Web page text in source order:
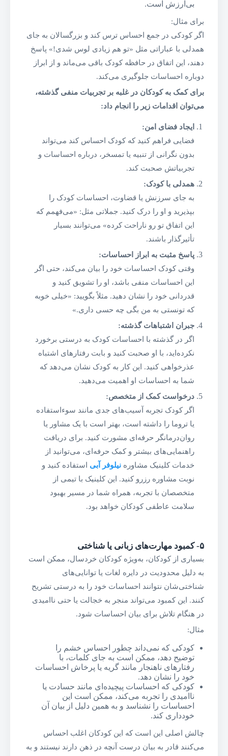
بی‌ارزش است.
برای مثال:
اگر کودکی در جمع احساس ترس کند و بزرگسالان به جای
همدلی با عباراتی مثل «تو هم زیادی لوس شدی!» پاسخ
دهند، این اتفاق در حافظه کودک باقی می‌ماند و از ابراز
دوباره احساسات جلوگیری می‌کند.
برای کمک به کودکان در غلبه بر تجربیات منفی گذشته،
می‌توان اقدامات زیر را انجام داد:
ایجاد فضای امن:
فضایی فراهم کنید که کودک احساس کند می‌تواند
بدون نگرانی از تنبیه یا تمسخر، درباره احساسات و
تجربیاتش صحبت کند.
همدلی با کودک:
به جای سرزنش یا قضاوت، احساسات کودک را
بپذیرید و او را درک کنید. جملاتی مثل: «می‌فهمم که
این اتفاق تو رو ناراحت کرده» می‌توانند بسیار
تأثیرگذار باشند.
پاسخ مثبت به ابراز احساسات:
وقتی کودک احساسات خود را بیان می‌کند، حتی اگر
این احساسات منفی باشد، او را تشویق کنید و
قدردانی خود را نشان دهید. مثلاً بگویید: «خیلی خوبه
که تونستی به من بگی چه حسی داری.»
جبران اشتباهات گذشته:
اگر در گذشته با احساسات کودک به درستی برخورد
نکرده‌اید، با او صحبت کنید و بابت رفتارهای اشتباه
عذرخواهی کنید. این کار به کودک نشان می‌دهد که
شما به احساسات او اهمیت می‌دهید.
درخواست کمک از متخصص:
اگر کودک تجربه آسیب‌های جدی مانند سوءاستفاده
یا تروما را داشته است، بهتر است با یک مشاور یا
روان‌درمانگر حرفه‌ای مشورت کنید. برای دریافت
راهنمایی‌های بیشتر و کمک حرفه‌ای، می‌توانید از
خدمات کلینیک مشاوره نیلوفر آبی استفاده کنید و
نوبت مشاوره رزرو کنید. این کلینیک با تیمی از
متخصصان با تجربه، همراه شما در مسیر بهبود
سلامت عاطفی کودکان خواهد بود.
۵- کمبود مهارت‌های زبانی یا شناختی
بسیاری از کودکان، به‌ویژه کودکان خردسال، ممکن است
به دلیل محدودیت در دایره لغات یا توانایی‌های
شناختی‌شان نتوانند احساسات خود را به درستی تشریح
کنند. این کمبود می‌تواند منجر به خجالت یا حتی ناامیدی
در هنگام تلاش برای بیان احساسات شود.
مثال:
کودکی که نمی‌داند چطور احساس خشم را
توضیح دهد، ممکن است به جای کلمات، با
رفتارهای ناهنجار مانند گریه یا پرخاش احساسات
خود را نشان دهد.
کودکی که احساسات پیچیده‌ای مانند حسادت یا
ناامیدی را تجربه می‌کند، ممکن است این
احساسات را نشناسد و به همین دلیل از بیان آن
خودداری کند.
چالش اصلی این است که این کودکان اغلب احساس
می‌کنند قادر به بیان درست آنچه در ذهن دارند نیستند و به